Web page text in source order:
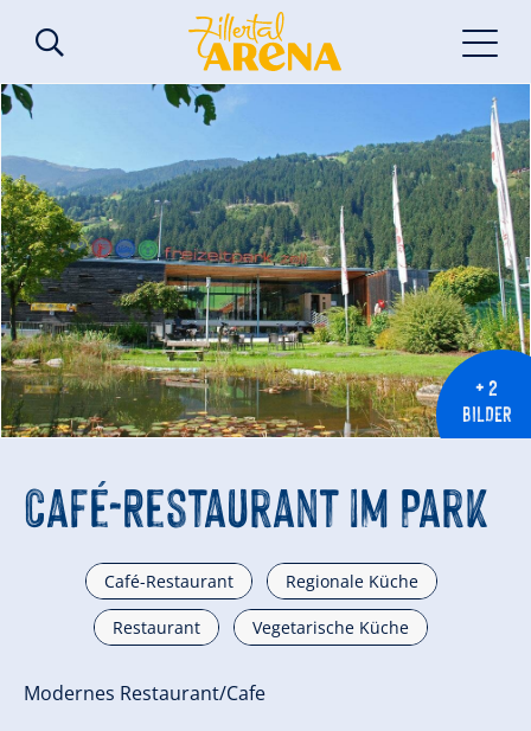
+ 2
BILDER
Café-Restaurant im Park
Café-Restaurant Regionale Küche
Restaurant Vegetarische Küche
Modernes Restaurant/Cafe